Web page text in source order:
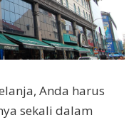
Anda harus
sekali dalam